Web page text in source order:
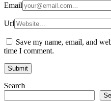
Email
Url
Save my name, email, and
time I comment.
Search